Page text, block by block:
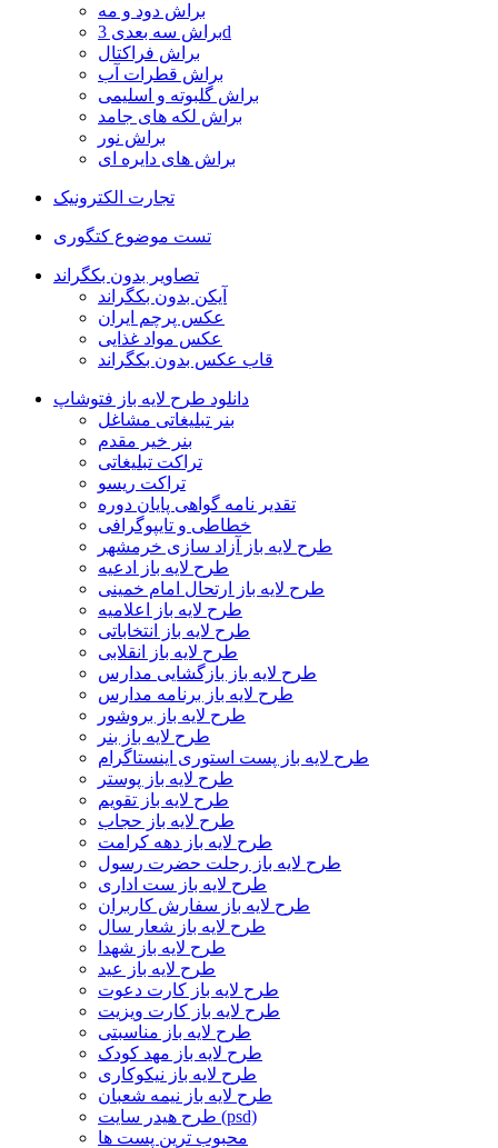
براش دود و مه
براش سه بعدی 3d
براش فراکتال
براش قطرات آب
براش گلبوته و اسلیمی
براش لکه های جامد
براش نور
براش های دایره ای
تجارت الکترونیک
تست موضوع کتگوری
تصاویر بدون بکگراند
آیکن بدون بکگراند
عکس پرچم ایران
عکس مواد غذایی
قاب عکس بدون بکگراند
دانلود طرح لایه باز فتوشاپ
بنر تبلیغاتی مشاغل
بنر خیر مقدم
تراکت تبلیغاتی
تراکت ریسو
تقدیر نامه گواهی پایان دوره
خطاطی و تایپوگرافی
طرح لایه باز آزاد سازی خرمشهر
طرح لایه باز ادعیه
طرح لایه باز ارتحال امام خمینی
طرح لایه باز اعلامیه
طرح لایه باز انتخاباتی
طرح لایه باز انقلابی
طرح لایه باز بازگشایی مدارس
طرح لایه باز برنامه مدارس
طرح لایه باز بروشور
طرح لایه باز بنر
طرح لایه باز پست استوری اینستاگرام
طرح لایه باز پوستر
طرح لایه باز تقویم
طرح لایه باز حجاب
طرح لایه باز دهه کرامت
طرح لایه باز رحلت حضرت رسول
طرح لایه باز ست اداری
طرح لایه باز سفارش کاربران
طرح لایه باز شعار سال
طرح لایه باز شهدا
طرح لایه باز عید
طرح لایه باز کارت دعوت
طرح لایه باز کارت ویزیت
طرح لایه باز مناسبتی
طرح لایه باز مهد کودک
طرح لایه باز نیکوکاری
طرح لایه باز نیمه شعبان
طرح هیدر سایت (psd)
محبوب ترین پست ها